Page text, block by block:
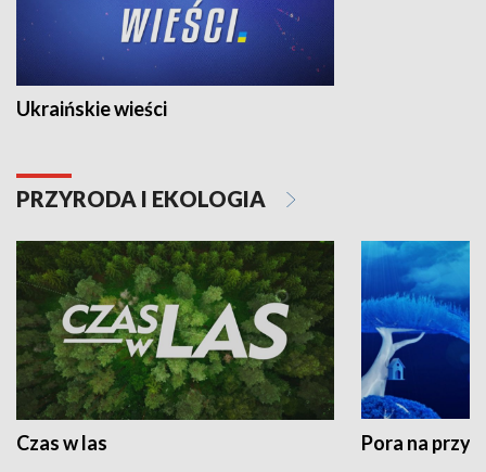
Ukraińskie wieści
PRZYRODA I EKOLOGIA
Czas w las Pora na